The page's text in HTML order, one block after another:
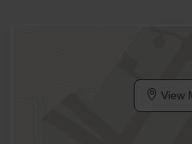
View